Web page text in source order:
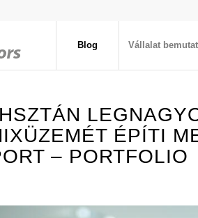
Blog Vállalat
ÉPÍTI
– PORTFOLIO